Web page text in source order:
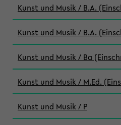
Kunst und Musik / B.A.
Kunst und Musik / B.A.
Kunst und Musik / Ba
Kunst und Musik / M.Ed.
Kunst und Musik / P